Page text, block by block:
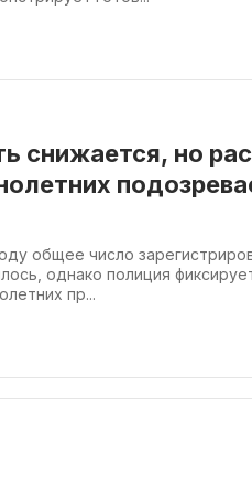
снижается, но
общее число
однако полиция
пр...